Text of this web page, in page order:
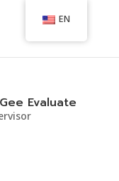
Evaluate
EN